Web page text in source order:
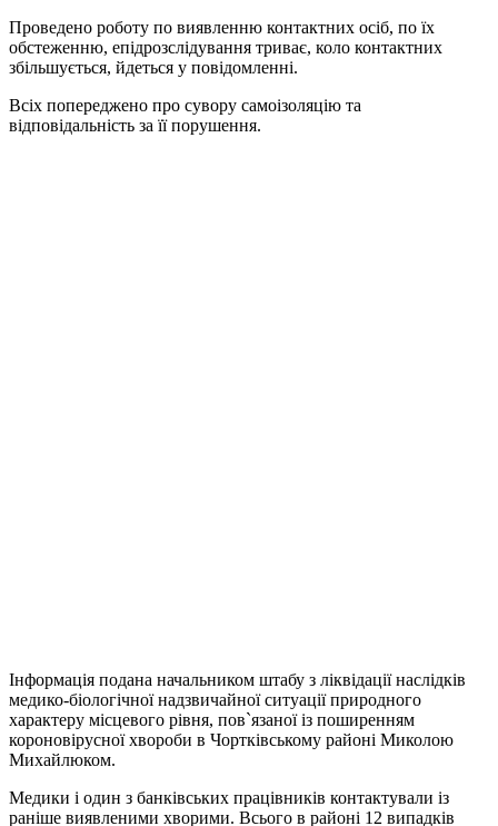
Проведено роботу по виявленню контактних осіб, по їх
обстеженню, епідрозслідування триває, коло контактних
збільшується, йдеться у повідомленні.
Всіх попереджено про сувору самоізоляцію та
відповідальність за її порушення.
Інформація подана начальником штабу з ліквідації наслідків
медико-біологічної надзвичайної ситуації природного
характеру місцевого рівня, пов`язаної із поширенням
короновірусної хвороби в Чортківському районі Миколою
Михайлюком.
Медики і один з банківських працівників контактували із
раніше виявленими хворими. Всього в районі 12 випадків